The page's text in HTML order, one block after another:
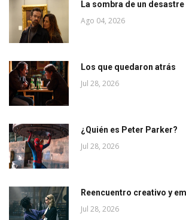
La sombra de un
Ago 04, 2026
Los que quedaron atrás
Jul 28, 2026
¿Quién es Peter Parker?
Jul 28, 2026
Reencuentro creativo y
Jul 28, 2026